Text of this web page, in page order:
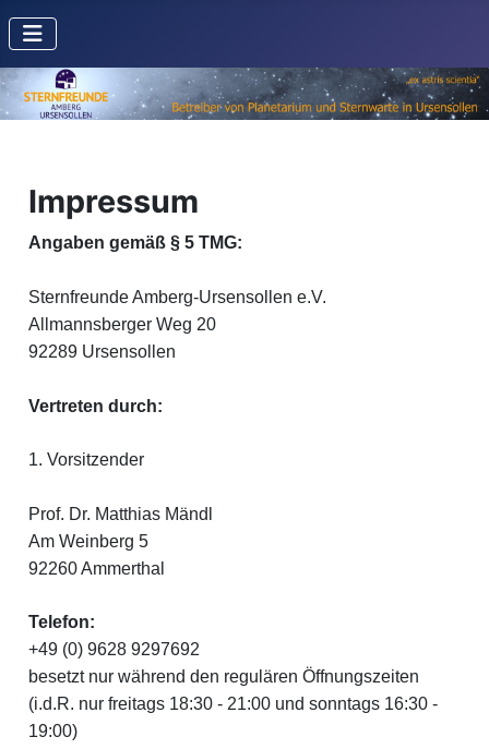
Impressum
Angaben gemäß § 5 TMG:
Sternfreunde Amberg-Ursensollen e.V.
Allmannsberger Weg 20
92289 Ursensollen
Vertreten durch:
1. Vorsitzender
Prof. Dr. Matthias Mändl
Am Weinberg 5
92260 Ammerthal
Telefon:
+49 (0) 9628 9297692
besetzt nur während den regulären Öffnungszeiten
(i.d.R. nur freitags 18:30 - 21:00 und sonntags 16:30 -
19:00)